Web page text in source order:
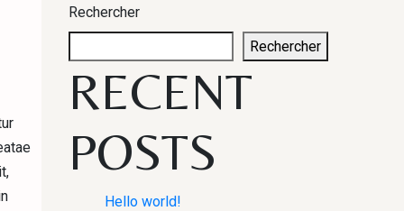
Rechercher
Rechercher
RECENT
POSTS
Hello world!